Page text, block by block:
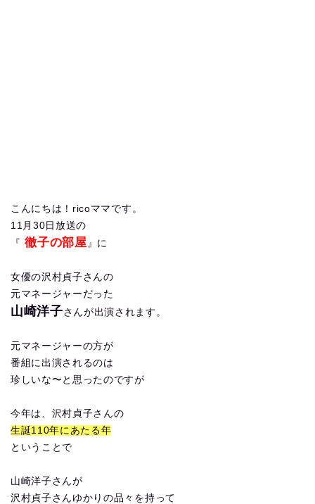
こんにちは！ricoママです。
11月30日放送の
『 徹子の部屋』に
女優の沢村貞子さんの
元マネージャーだった
山崎洋子さんが出演されます。
元マネージャーの方が
番組に出演されるのは
珍しいな〜と思ったのですが
今年は、沢村貞子さんの
生誕110年にあたる年
ということで
山崎洋子さんが
沢村貞子さんゆかりの品々を持って